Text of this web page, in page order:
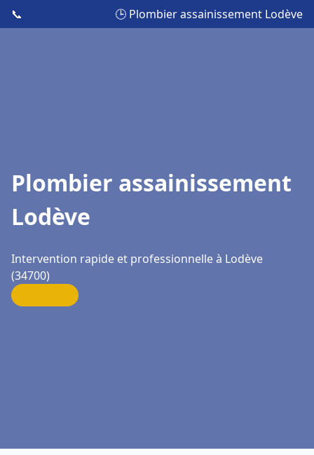
📞 🕒 Plombier assainissement Lodève
Plombier assainissement
Lodève
Intervention rapide et professionnelle à Lodève
(34700)